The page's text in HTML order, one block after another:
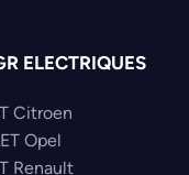
ELECTRIQUES
Citroen
Opel
Renault